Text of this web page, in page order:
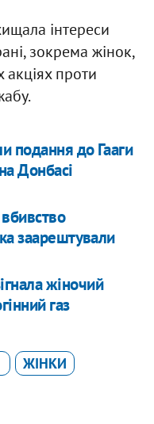
інтереси
зокрема жінок,
акціях проти
подання до Гааги
Донбасі
заарештували
жіночий
газ
ЖІНКИ